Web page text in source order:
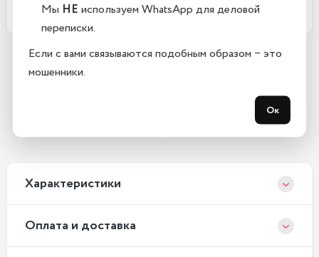
Какой срок гарантии?
Xарактеристики
Оплата и доставка
Мы НЕ используем WhatsApp для деловой
переписки.
Если с вами связываются подобным образом − это
мошенники.
Ок